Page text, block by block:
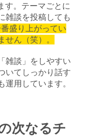
す。テーマごとに
雑談を投稿しても
盛り上がってい
せん（笑）。
雑談」をしやすい
いてしっかり話す
運用しています。
次なるチ